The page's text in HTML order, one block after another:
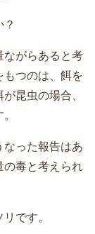
ながらあると考
もつのは、餌を
昆虫の場合、
なった報告はあ
の毒と考えられ
です。